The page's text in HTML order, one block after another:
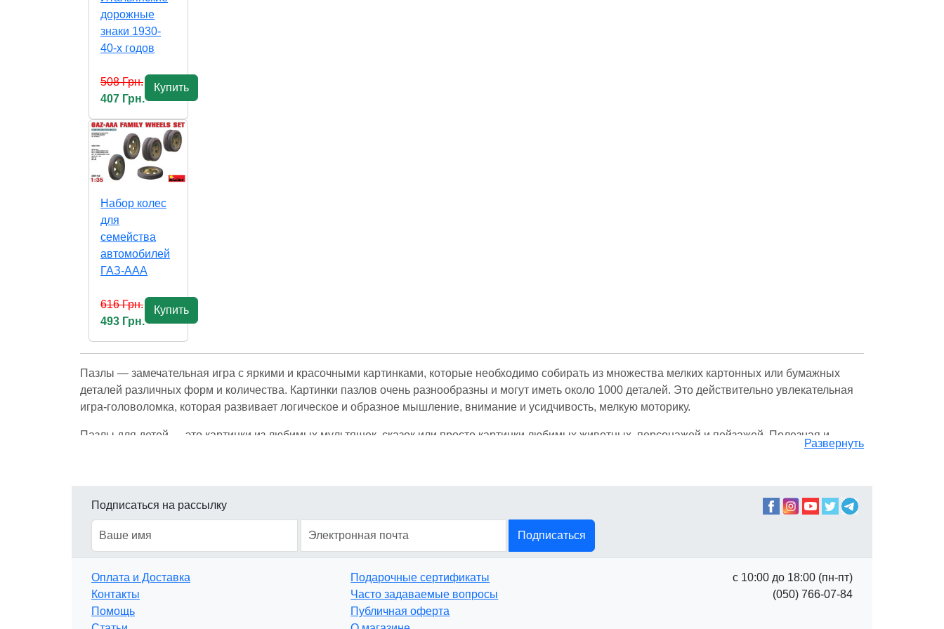
дорожные
знаки 1930-
40-х годов
508 Грн.
407 Грн.
Купить
Набор колес
для
семейства
автомобилей
ГАЗ-ААА
616 Грн.
493 Грн.
Купить
Пазлы — замечательная игра с яркими и красочными картинками, которые необходимо собирать из множества мелких картонных или бумажных
деталей различных форм и количества. Картинки пазлов очень разнообразны и могут иметь около 1000 деталей. Это действительно увлекательная
игра-головоломка, которая развивает логическое и образное мышление, внимание и усидчивость, мелкую моторику.
Пазлы для детей — это картинки из любимых мультяшек, сказок или просто картинки любимых животных, персонажей и пейзажей. Полезная и
развивающая игра интересна не только для детей, но и для взрослых. Ведь кроме обычных пазлов, можно собрать 3D металлические и даже 4D
Выбирая пазлы для детей или для себя, обращайте внимание на уровень сложности, количество деталей и на материал пазла. Дети обычно любят
собирать яркие, разноцветные пазлы; подросткам по душе авто и авиация; а взрослым интересен более сложный профессиональный уровень.
Развернуть
Подписаться на рассылку
Подписаться
Оплата и Доставка
Контакты
Помощь
Подарочные сертификаты
Часто задаваемые вопросы
Публичная оферта
с 10:00 до 18:00 (пн-пт)
(050) 766-07-84